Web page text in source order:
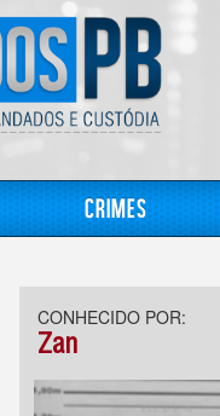
Crimes
CONHECIDO POR:
Zan